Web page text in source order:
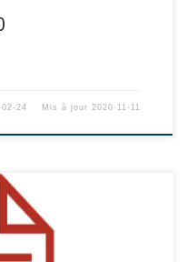
02-24 Mis à jour 2020-11-11